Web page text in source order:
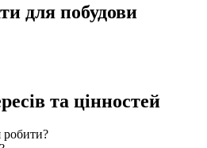
для побудови
та цінностей
робити?